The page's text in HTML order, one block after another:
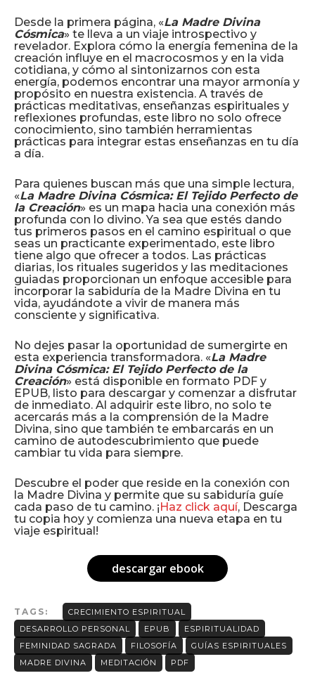
Desde la primera página, «La Madre Divina
Cósmica» te lleva a un viaje introspectivo y
revelador. Explora cómo la energía femenina de la
creación influye en el macrocosmos y en la vida
cotidiana, y cómo al sintonizarnos con esta
energía, podemos encontrar una mayor armonía y
propósito en nuestra existencia. A través de
prácticas meditativas, enseñanzas espirituales y
reflexiones profundas, este libro no solo ofrece
conocimiento, sino también herramientas
prácticas para integrar estas enseñanzas en tu día
a día.
Para quienes buscan más que una simple lectura,
«La Madre Divina Cósmica: El Tejido Perfecto de
la Creación» es un mapa hacia una conexión más
profunda con lo divino. Ya sea que estés dando
tus primeros pasos en el camino espiritual o que
seas un practicante experimentado, este libro
tiene algo que ofrecer a todos. Las prácticas
diarias, los rituales sugeridos y las meditaciones
guiadas proporcionan un enfoque accesible para
incorporar la sabiduría de la Madre Divina en tu
vida, ayudándote a vivir de manera más
consciente y significativa.
No dejes pasar la oportunidad de sumergirte en
esta experiencia transformadora. «La Madre
Divina Cósmica: El Tejido Perfecto de la
Creación» está disponible en formato PDF y
EPUB, listo para descargar y comenzar a disfrutar
de inmediato. Al adquirir este libro, no solo te
acercarás más a la comprensión de la Madre
Divina, sino que también te embarcarás en un
camino de autodescubrimiento que puede
cambiar tu vida para siempre.
Descubre el poder que reside en la conexión con
la Madre Divina y permite que su sabiduría guíe
cada paso de tu camino. ¡ Haz click aquí, Descarga
tu copia hoy y comienza una nueva etapa en tu
viaje espiritual!
descargar ebook
TAGS:
CRECIMIENTO ESPIRITUAL
DESARROLLO PERSONAL
EPUB
ESPIRITUALIDAD
FEMINIDAD SAGRADA
FILOSOFÍA
GUÍAS ESPIRITUALES
MADRE DIVINA
MEDITACIÓN PDF